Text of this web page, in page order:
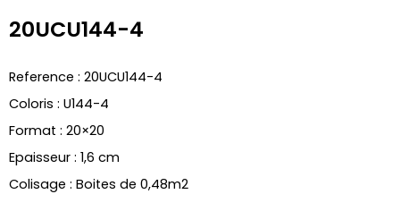
20UCU144-4
Reference : 20UCU144-4
Coloris : U144-4
Format : 20×20
Epaisseur : 1,6 cm
Colisage : Boites de 0,48m2